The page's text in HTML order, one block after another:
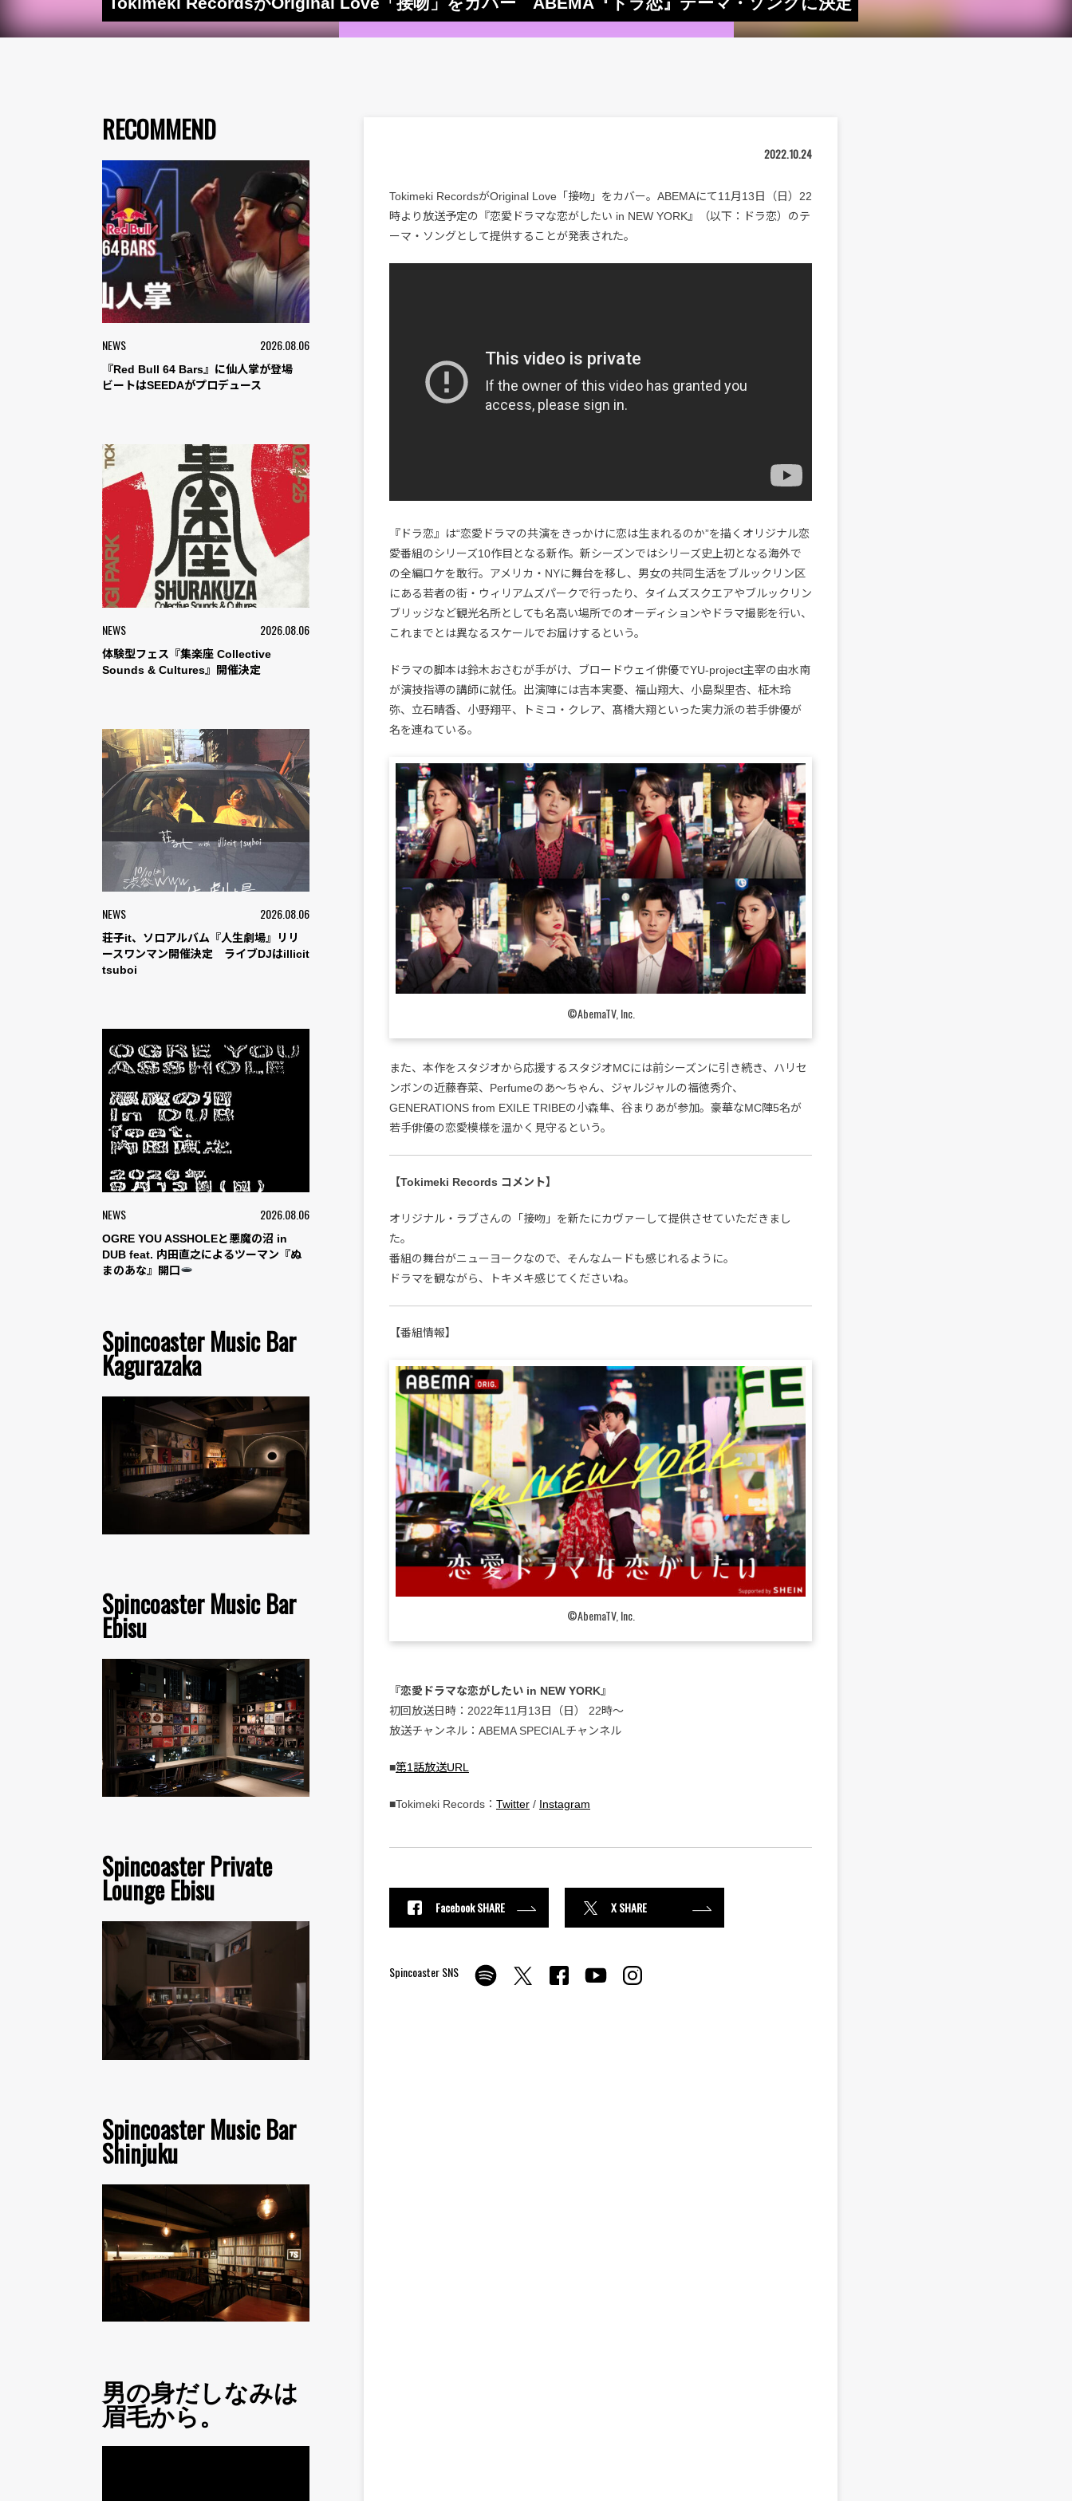
RECOMMEND
NEWS 2026.08.06
『Red Bull 64 Bars』に仙人掌が登場
ビートはSEEDAがプロデュース
NEWS 2026.08.06
体験型フェス『集楽座 Collective
Sounds & Cultures』開催決定
NEWS 2026.08.06
荘子it、ソロアルバム『人生劇場』リリ
ースワンマン開催決定 ライブDJはillicit
tsuboi
NEWS 2026.08.06
OGRE YOU ASSHOLEと悪魔の沼 in
DUB feat. 内田直之によるツーマン『ぬ
まのあな』開口
Spincoaster Music Bar
Kagurazaka
Spincoaster Music Bar
Ebisu
Spincoaster Private
Lounge Ebisu
Spincoaster Music Bar
Shinjuku
男の身だしなみは
眉毛から。
2022.10.24
Tokimeki RecordsがOriginal Love「接吻」をカバー。ABEMAにて11月13日（日）22
時より放送予定の『恋愛ドラマな恋がしたい in NEW YORK』（以下：ドラ恋）のテ
ーマ・ソングとして提供することが発表された。
『ドラ恋』は“恋愛ドラマの共演をきっかけに恋は生まれるのか”を描くオリジナル恋
愛番組のシリーズ10作目となる新作。新シーズンではシリーズ史上初となる海外で
の全編ロケを敢行。アメリカ・NYに舞台を移し、男女の共同生活をブルックリン区
にある若者の街・ウィリアムズパークで行ったり、タイムズスクエアやブルックリン
ブリッジなど観光名所としても名高い場所でのオーディションやドラマ撮影を行い、
これまでとは異なるスケールでお届けするという。
ドラマの脚本は鈴木おさむが手がけ、ブロードウェイ俳優でYU-project主宰の由水南
が演技指導の講師に就任。出演陣には吉本実憂、福山翔大、小島梨里杏、柾木玲
弥、立石晴香、小野翔平、トミコ・クレア、髙橋大翔といった実力派の若手俳優が
名を連ねている。
©AbemaTV, Inc.
また、本作をスタジオから応援するスタジオMCには前シーズンに引き続き、ハリセ
ンボンの近藤春菜、Perfumeのあ～ちゃん、ジャルジャルの福徳秀介、
GENERATIONS from EXILE TRIBEの小森隼、谷まりあが参加。豪華なMC陣5名が
若手俳優の恋愛模様を温かく見守るという。
【Tokimeki Records コメント】
オリジナル・ラブさんの「接吻」を新たにカヴァーして提供させていただきまし
た。
番組の舞台がニューヨークなので、そんなムードも感じれるように。
ドラマを観ながら、トキメキ感じてくださいね。
【番組情報】
©AbemaTV, Inc.
『恋愛ドラマな恋がしたい in NEW YORK』
初回放送日時：2022年11月13日（日） 22時〜
放送チャンネル：ABEMA SPECIALチャンネル
■第1話放送URL
■Tokimeki Records： Twitter / Instagram
Facebook SHARE X SHARE
Spincoaster SNS